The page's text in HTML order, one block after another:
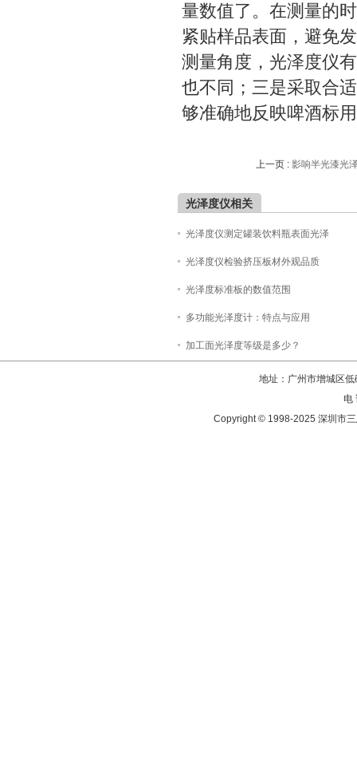
量数值了。在测量的
紧贴样品表面，避免
测量角度，光泽度仪
也不同；三是采取合
够准确地反映啤酒标
上一页 : 影响半光漆光
光泽度仪相关
光泽度仪测定罐装饮料瓶表面光泽
光泽度仪检验挤压板材外观品质
光泽度标准板的数值范围
多功能光泽度计：特点与应用
加工面光泽度等级是多少？
地址：广州市增城区
电
Copyright © 1998-2025 深圳市